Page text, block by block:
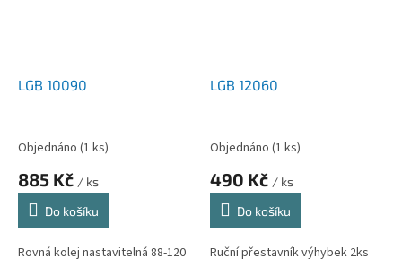
LGB 10090
Objednáno (1 ks)
885 Kč / ks
Do košíku
Rovná kolej nastavitelná 88-120
LGB 12060
Objednáno (1 ks)
490 Kč / ks
Do košíku
Ruční přestavník výhybek 2ks